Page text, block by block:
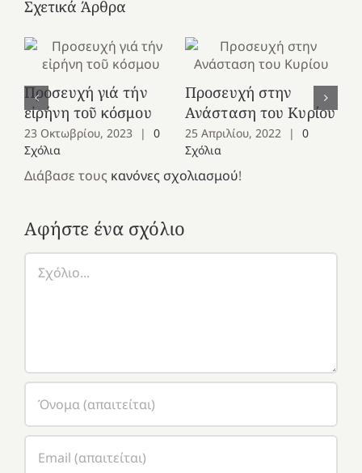
Σχετικά Άρθρα
Προσευχή γιά τήν
εἰρήνη τοῦ κόσμου
23 Οκτωβρίου, 2023 |
0
Σχόλια
Προσευχή στην
Ανάσταση του Κυρίου
25 Απριλίου, 2022 |
0
Σχόλια
Διάβασε τους κανόνες σχολιασμού!
Αφήστε ένα σχόλιο